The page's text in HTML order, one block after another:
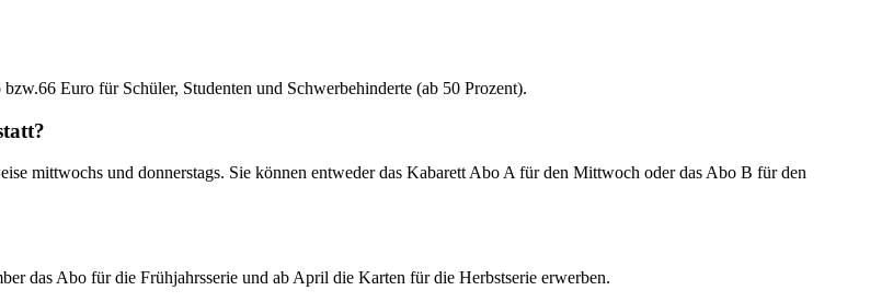
Euro für Schüler, Studenten und Schwerbehinderte (ab 50 Prozent).
mittwochs und donnerstags. Sie können entweder das Kabarett Abo A für den Mittwoch oder das Abo B für den
das Abo für die Frühjahrsserie und ab April die Karten für die Herbstserie erwerben.